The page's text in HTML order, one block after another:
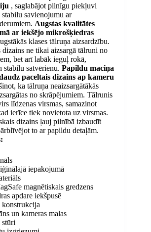
, saglabājot pilnīgu piekļuvi
savienojumu ar
Augstas kvalitātes
ar iekšējo mikrošķiedras
klases tālruņa aizsardzību.
ne tikai aizsargā tālruni no
bet arī labāk ieguļ rokā,
stabilu satvērienu. Papildu maciņa
paceltais dizains ap kameru
ka tālruņa neaizsargātākās
no skrāpējumiem. Tālrunis
līdzenas virsmas, samazinot
ierīce tiek novietota uz virsmas.
dizains ļauj pilnībā izbaudīt
to ar papildu detaļām.
iepakojumā
magnētiskais gredzens
apdare iekšpusē
un kameras malas
stūri